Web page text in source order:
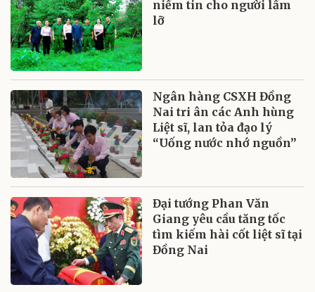
niềm tin cho người lầm
lỡ
Ngân hàng CSXH Đồng
Nai tri ân các Anh hùng
Liệt sĩ, lan tỏa đạo lý
“Uống nước nhớ nguồn”
Đại tướng Phan Văn
Giang yêu cầu tăng tốc
tìm kiếm hài cốt liệt sĩ tại
Đồng Nai